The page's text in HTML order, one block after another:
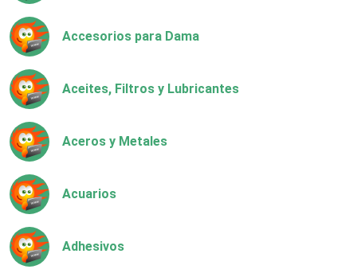
Accesorios para Dama
Aceites, Filtros y Lubricantes
Aceros y Metales
Acuarios
Adhesivos